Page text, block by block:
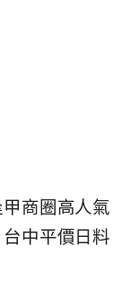
商圈高人氣
中平價日料